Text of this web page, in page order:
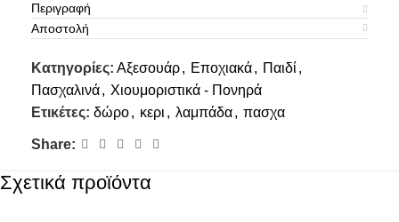
Περιγραφή
Αποστολή
Κατηγορίες: Αξεσουάρ, Εποχιακά, Παιδί ,
Πασχαλινά, Χιουμοριστικά - Πονηρά
Ετικέτες: δώρο, κερι , λαμπάδα, πασχα
Share:
Σχετικά προϊόντα